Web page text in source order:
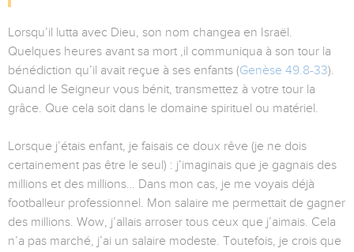
Lorsqu’il lutta avec Dieu, son nom changea en Israël.
Quelques heures avant sa mort ,il communiqua à son tour la
bénédiction qu’il avait reçue à ses enfants (Genèse 49.8-33).
Quand le Seigneur vous bénit, transmettez à votre tour la
grâce. Que cela soit dans le domaine spirituel ou matériel.
Lorsque j’étais enfant, je faisais ce doux rêve (je ne dois
certainement pas être le seul) : j’imaginais que je gagnais des
millions et des millions… Dans mon cas, je me voyais déjà
footballeur professionnel. Mon salaire me permettait de gagner
des millions. Wow, j’allais arroser tous ceux que j’aimais. Cela
n’a pas marché, j’ai un salaire modeste. Toutefois, je crois que